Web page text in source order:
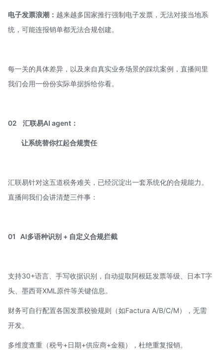
电子发票浪潮： 越来越多国家推行强制电子发票，无法对接当地系
统，可能连报销单都无法合规创建。
每一关的具体差异，以及来自真实业务场景的踩坑案例，直播间里
我们会用一份份实际单据拆给你看。
02 汇联易AI agent ：
让系统替你扛起合规责任
汇联易针对这五道税务难关，已经沉淀出一套系统化的合规能力。
直播间我们会讲清楚三件事：
01 AI多语种识别 + 自定义合规拦截
支持30+语言、手写收据识别，自动提取阿根廷发票等级、日本T字
头、墨西哥XML原件等关键信息。
财务可自行配置各国发票校验规则（如Factura A/B/C/M），无需
开发。
多维度查重（税号+日期+供应商+金额），杜绝重复报销。